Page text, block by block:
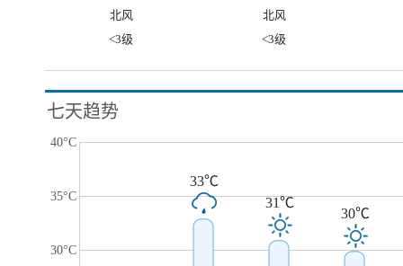
北风
北风
<3级
<3级
七天趋势
40°C
35°C
30°C
33℃
31℃
30℃